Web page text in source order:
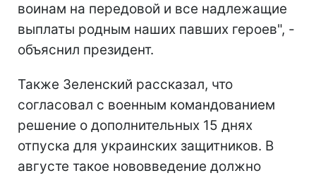
воинам на передовой и все надлежащие
выплаты родным наших павших героев", -
объяснил президент.
Также Зеленский рассказал, что
согласовал с военным командованием
решение о дополнительных 15 днях
отпуска для украинских защитников. В
августе такое нововведение должно